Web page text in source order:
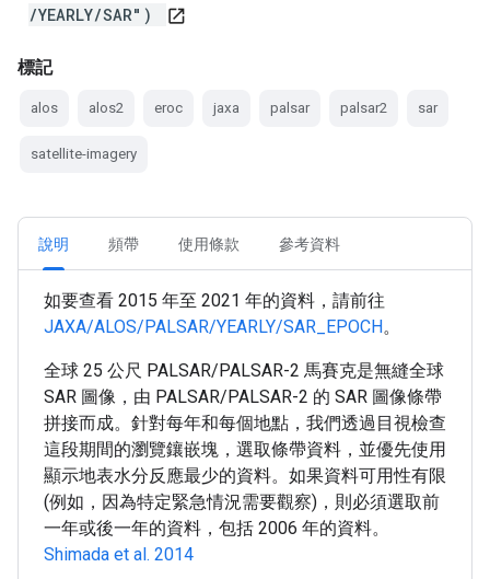
/YEARLY/SAR")
open_in_new
標記
alos alos2 eroc jaxa palsar palsar2 sar
satellite-imagery
說明 頻帶 使用條款 參考資料
如要查看 2015 年至 2021 年的資料，請前往
JAXA/ALOS/PALSAR/YEARLY/SAR_EPOCH。
全球 25 公尺 PALSAR/PALSAR-2 馬賽克是無縫全球
SAR 圖像，由 PALSAR/PALSAR-2 的 SAR 圖像條帶
拼接而成。針對每年和每個地點，我們透過目視檢查
這段期間的瀏覽鑲嵌塊，選取條帶資料，並優先使用
顯示地表水分反應最少的資料。如果資料可用性有限
(例如，因為特定緊急情況需要觀察)，則必須選取前
一年或後一年的資料，包括 2006 年的資料。
Shimada et al. 2014